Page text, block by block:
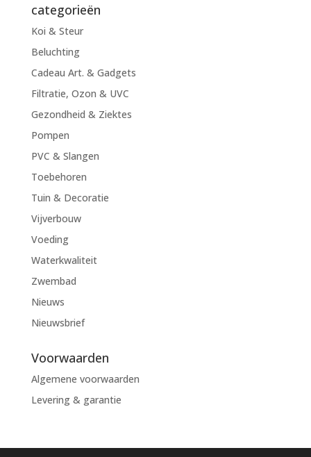
categorieën
Koi & Steur
Beluchting
Cadeau Art. & Gadgets
Filtratie, Ozon & UVC
Gezondheid & Ziektes
Pompen
PVC & Slangen
Toebehoren
Tuin & Decoratie
Vijverbouw
Voeding
Waterkwaliteit
Zwembad
Nieuws
Nieuwsbrief
Voorwaarden
Algemene voorwaarden
Levering & garantie